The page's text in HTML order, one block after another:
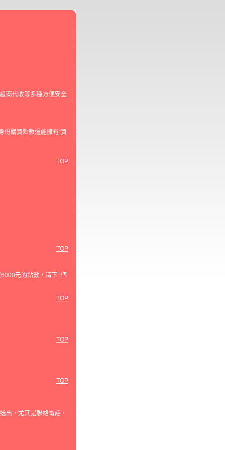
商代收等多種方便安全
份購買點數還能擁有“買
TOP
TOP
元的點數，請下1個
TOP
TOP
TOP
出，尤其是聯絡電話，